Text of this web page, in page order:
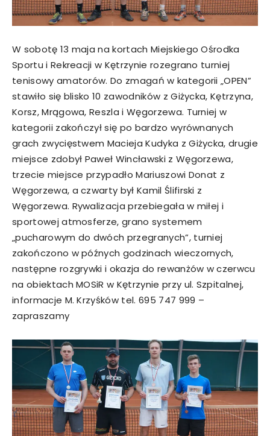
W sobotę 13 maja na kortach Miejskiego Ośrodka
Sportu i Rekreacji w Kętrzynie rozegrano turniej
tenisowy amatorów. Do zmagań w kategorii „OPEN”
stawiło się blisko 10 zawodników z Giżycka, Kętrzyna,
Korsz, Mrągowa, Reszla i Węgorzewa. Turniej w
kategorii zakończył się po bardzo wyrównanych
grach zwycięstwem Macieja Kudyka z Giżycka, drugie
miejsce zdobył Paweł Wincławski z Węgorzewa,
trzecie miejsce przypadło Mariuszowi Donat z
Węgorzewa, a czwarty był Kamil Ślifirski z
Węgorzewa. Rywalizacja przebiegała w miłej i
sportowej atmosferze, grano systemem
„pucharowym do dwóch przegranych”, turniej
zakończono w późnych godzinach wieczornych,
następne rozgrywki i okazja do rewanżów w czerwcu
na obiektach MOSiR w Kętrzynie przy ul. Szpitalnej,
informacje M. Krzyśków tel. 695 747 999 –
zapraszamy